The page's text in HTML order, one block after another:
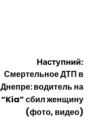
Наступний:
Смертельное ДТП в
Днепре: водитель на
“Kia” сбил женщину
(фото, видео)